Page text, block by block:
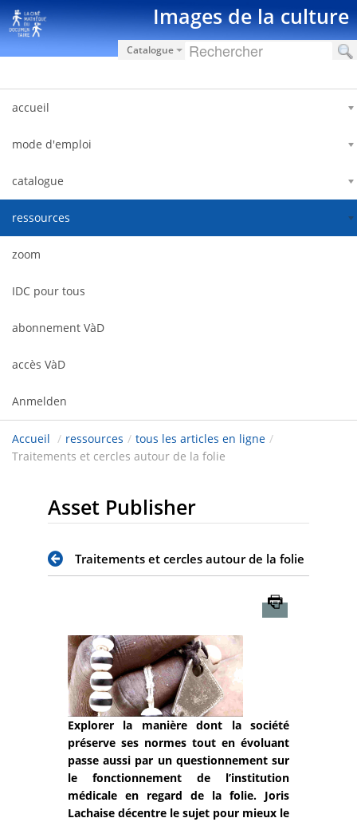
Zum Inhalt wechseln Images de la culture
Catalogue
accueil
mode d'emploi
catalogue
ressources
zoom
IDC pour tous
abonnement VàD
accès VàD
Anmelden
Accueil / ressources / tous les articles en ligne /
Traitements et cercles autour de la folie
Asset Publisher
Traitements et cercles autour de la folie
Explorer la manière dont la société
préserve ses normes tout en évoluant
passe aussi par un questionnement sur
le fonctionnement de l’institution
médicale en regard de la folie. Joris
Lachaise décentre le sujet pour mieux le